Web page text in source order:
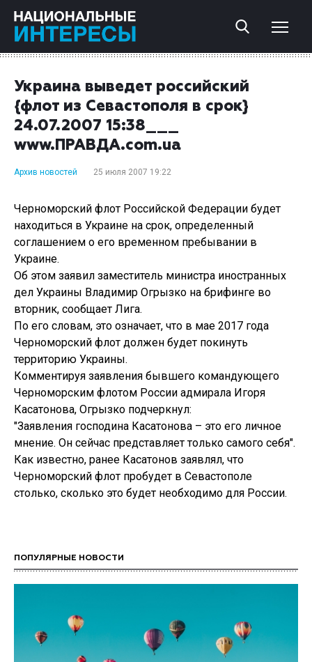
Украина выведет российский
{флот из Севастополя в срок}
24.07.2007 15:38___
www.ПРАВДА.com.ua
Архив новостей 25 июля 2007 19:22
Черноморский флот Российской Федерации будет
находиться в Украине на срок, определенный
соглашением о его временном пребывании в
Украине.
Об этом заявил заместитель министра иностранных
дел Украины Владимир Огрызко на брифинге во
вторник, сообщает Лига.
По его словам, это означает, что в мае 2017 года
Черноморский флот должен будет покинуть
территорию Украины.
Комментируя заявления бывшего командующего
Черноморским флотом России адмирала Игоря
Касатонова, Огрызко подчеркнул:
"Заявления господина Касатонова – это его личное
мнение. Он сейчас представляет только самого себя".
Как известно, ранее Касатонов заявлял, что
Черноморский флот пробудет в Севастополе
столько, сколько это будет необходимо для России.
ПОПУЛЯРНЫЕ НОВОСТИ